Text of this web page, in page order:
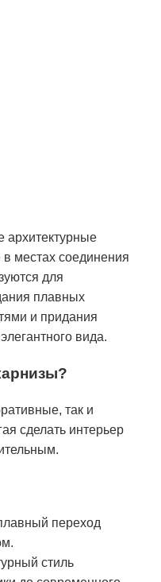
архитектурные
местах соединения
для
плавных
и придания
вида.
так и
сделать интерьер
переход
стиль